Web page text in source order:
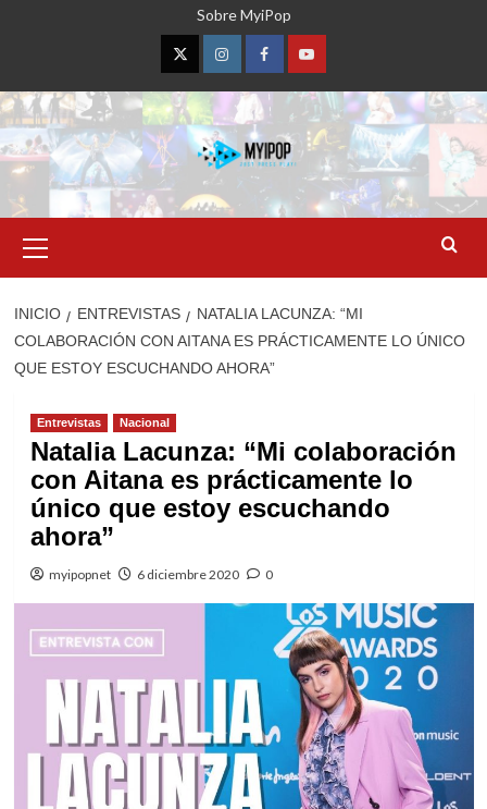
Sobre MyiPop
TwitterInstagramFacebookYouTube
primario
INICIO ENTREVISTAS
NATALIA LACUNZA: “MI
COLABORACIÓN CON AITANA ES PRÁCTICAMENTE LO ÚNICO
QUE ESTOY ESCUCHANDO AHORA”
Entrevistas Nacional
Natalia Lacunza: “Mi colaboración
con Aitana es prácticamente lo
único que estoy escuchando
ahora”
myipopnet 6 diciembre 2020 0